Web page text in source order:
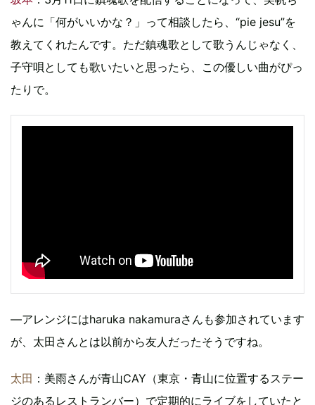
ゃんに「何がいいかな？」って相談したら、“pie jesu”を
教えてくれたんです。ただ鎮魂歌として歌うんじゃなく、
子守唄としても歌いたいと思ったら、この優しい曲がぴっ
たりで。
―アレンジにはharuka nakamuraさんも参加されています
が、太田さんとは以前から友人だったそうですね。
太田 ：美雨さんが青山CAY（東京・青山に位置するステー
ジのあるレストランバー）で定期的にライブをしていたと